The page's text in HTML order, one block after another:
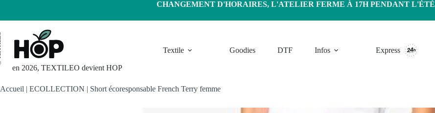
contenu
CHANGEMENT D'HORAIRES, L'ATELIER FERME À 17H PENDANT L'ÉTÉ
en 2026, TEXTILEO devient HOP
Textile Goodies DTF Infos Express
Accueil | ECOLLECTION | Short écoresponsable French Terry femme